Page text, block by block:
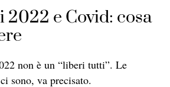
e Covid: cosa
non è un “liberi tutti”. Le
sono, va precisato.